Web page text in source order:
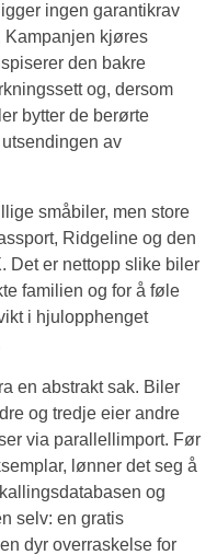
ingen garantikrav
Kampanjen kjøres
den bakre
og, dersom
bytter de berørte
av
småbiler, men store
Ridgeline og den
Det er nettopp slike biler
familien og for å føle
i hjulopphenget
en abstrakt sak. Biler
og tredje eier andre
via parallellimport. Før
lønner det seg å
og
selv: en gratis
dyr overraskelse for